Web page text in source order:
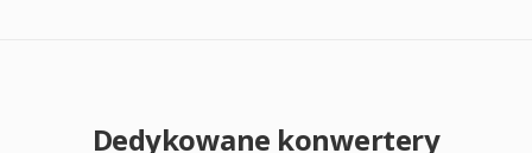
Dedykowane konwertery